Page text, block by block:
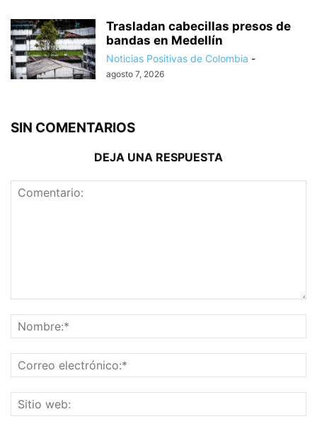
Trasladan cabecillas presos de
bandas en Medellín
Noticias Positivas de Colombia -
agosto 7, 2026
SIN COMENTARIOS
DEJA UNA RESPUESTA